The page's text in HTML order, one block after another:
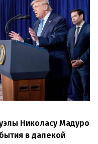
Николасу Мадуро
в далекой